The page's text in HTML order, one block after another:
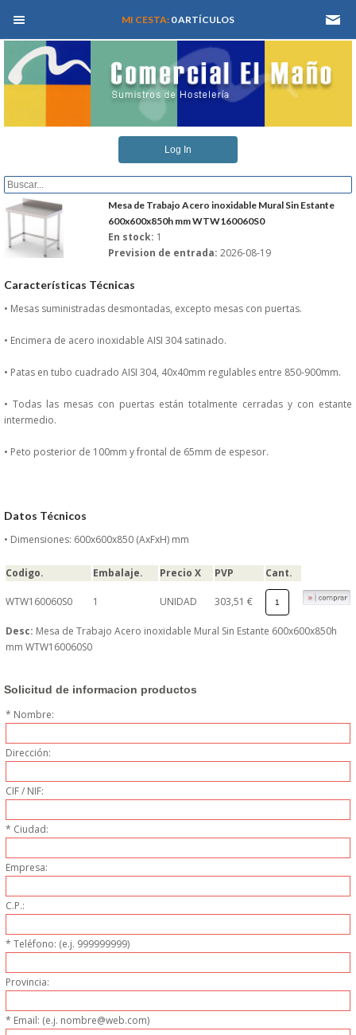
MEN� PRINCIPAL
QUIENES SOMOS
CATALOGOS
REFORMAS Y PROYECTOS
REGISTRARSE
PRODUCTOS EN OFERTAS
ALMACEN Y TRANSPORTE
CRISTALERIA
CUBIERTOS
ELECTRODOM�STICOS
HIGIENE Y PROTECCION
MAQUINARIA DE LIMPIEZA
MENAJE DE COCINA
MI CESTA: 0 ARTÍCULOS
Log In
Mesa de Trabajo Acero inoxidable Mural Sin Estante
600x600x850h mm WTW160060S0
En stock: 1
Prevision de entrada: 2026-08-19
Características Técnicas
• Mesas suministradas desmontadas, excepto mesas con puertas.
• Encimera de acero inoxidable AISI 304 satinado.
• Patas en tubo cuadrado AISI 304, 40x40mm regulables entre 850-900mm.
• Todas las mesas con puertas están totalmente cerradas y con estante
intermedio.
• Peto posterior de 100mm y frontal de 65mm de espesor.
Datos Técnicos
• Dimensiones: 600x600x850 (AxFxH) mm
Codigo. Embalaje. Precio X PVP Cant.
WTW160060S0 1 UNIDAD 303,51 €
Desc: Mesa de Trabajo Acero inoxidable Mural Sin Estante 600x600x850h
mm WTW160060S0
Solicitud de informacion productos
* Nombre:
Dirección:
CIF / NIF:
* Ciudad:
Empresa:
C.P.:
* Teléfono: (e.j. 999999999)
Provincia:
* Email: (e.j. nombre@web.com)